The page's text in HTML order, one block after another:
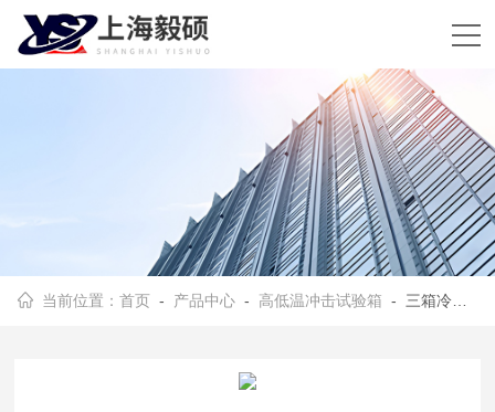
当前位置：首页 - 产品中心 - 高低温冲击试验箱 - 三箱冷热冲击试验机